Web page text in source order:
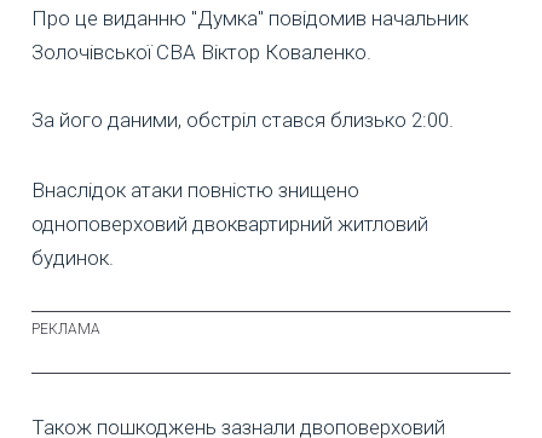
Про це виданню "Думка" повідомив начальник
Золочівської СВА Віктор Коваленко.
За його даними, обстріл стався близько 2:00.
Внаслідок атаки повністю знищено
одноповерховий двоквартирний житловий
будинок.
Також пошкоджень зазнали двоповерховий